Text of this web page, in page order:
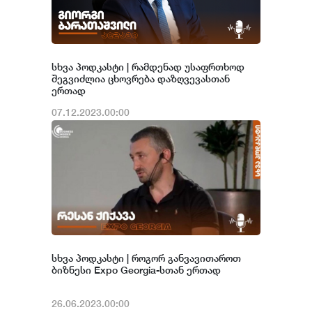
სხვა პოდკასტი | რამდენად უსაფრთხოდ
შეგვიძლია ცხოვრება დაზღვევასთან
ერთად
07.12.2023.00:00
სხვა პოდკასტი | როგორ განვავითაროთ
ბიზნესი Expo Georgia-სთან ერთად
26.06.2023.00:00